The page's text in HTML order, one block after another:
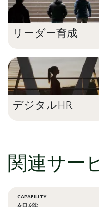
リーダー育成
デジタルHR
関連サー
CAPABILITY